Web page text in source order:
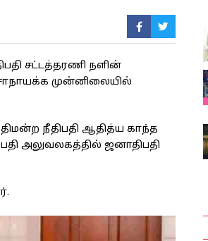
சட்டத்தரணி நளின்
முன்னிலையில்
நீதிபதி ஆதித்ய காந்த
அலுவலகத்தில் ஜனாதிபதி